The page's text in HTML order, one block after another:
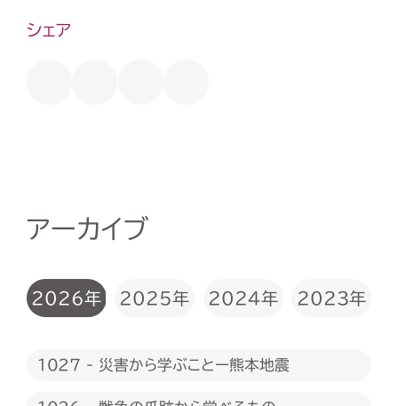
シェア
アーカイブ
2026年 2025年 2024年 2023年
1027 - 災害から学ぶことー熊本地震